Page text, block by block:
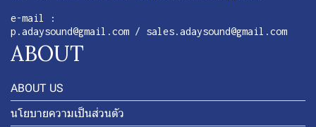
e-mail :
p.adaysound@gmail.com / sales.adaysound@gmail.com
ABOUT
ABOUT US
นโยบายความเป็นส่วนตัว